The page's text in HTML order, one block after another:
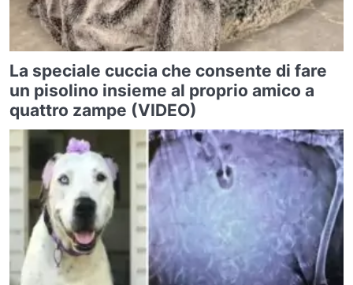
La speciale cuccia che consente di fare
un pisolino insieme al proprio amico a
quattro zampe (VIDEO)